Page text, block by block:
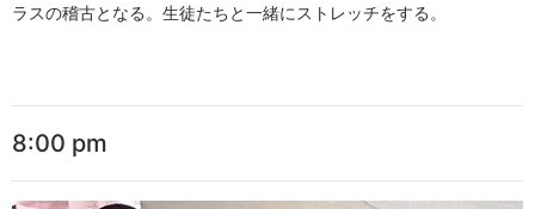
ラスの稽古となる。生徒たちと一緒にストレッチをする。
8:00 pm